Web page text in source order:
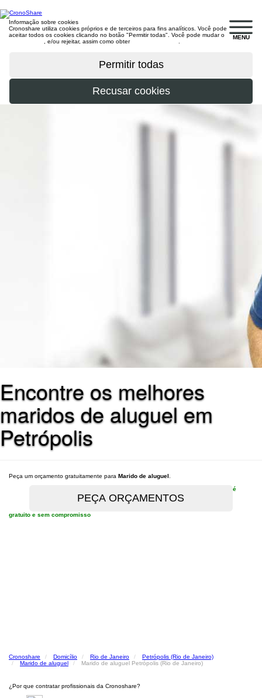
MENU
Informação sobre cookies
Cronoshare utiliza cookies próprios e de terceiros para fins analíticos. Você pode
aceitar todos os cookies clicando no botão "Permitir todas". Você pode mudar o
, e/ou rejeitar, assim como obter
Encontre os melhores
maridos de aluguel em
Petrópolis
Peça um orçamento gratuitamente para Marido de aluguel
é
gratuito e sem compromisso
Cronoshare Domicílio Rio de Janeiro
Petrópolis (Rio de Janeiro)
Marido de aluguel
Marido de aluguel Petrópolis (Rio de Janeiro)
¿Por que contratar profissionais da Cronoshare?